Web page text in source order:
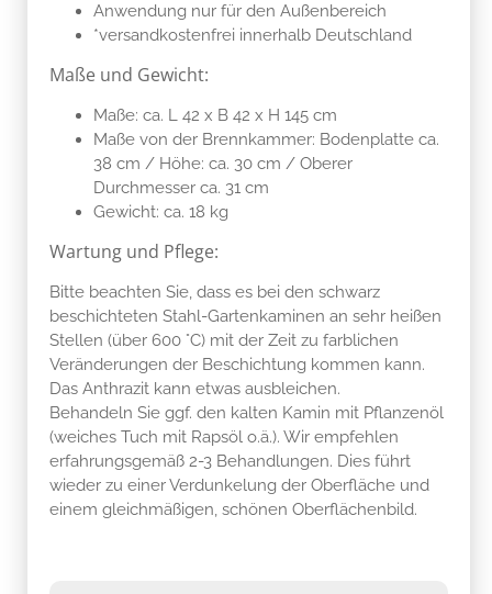
Anwendung nur für den Außenbereich
*versandkostenfrei innerhalb Deutschland
Maße und Gewicht:
Maße: ca. L 42 x B 42 x H 145 cm
Maße von der Brennkammer: Bodenplatte ca.
38 cm / Höhe: ca. 30 cm / Oberer
Durchmesser ca. 31 cm
Gewicht: ca. 18 kg
Wartung und Pflege:
Bitte beachten Sie, dass es bei den schwarz
beschichteten Stahl-Gartenkaminen an sehr heißen
Stellen (über 600 °C) mit der Zeit zu farblichen
Veränderungen der Beschichtung kommen kann.
Das Anthrazit kann etwas ausbleichen.
Behandeln Sie ggf. den kalten Kamin mit Pflanzenöl
(weiches Tuch mit Rapsöl o.ä.). Wir empfehlen
erfahrungsgemäß 2-3 Behandlungen. Dies führt
wieder zu einer Verdunkelung der Oberfläche und
einem gleichmäßigen, schönen Oberflächenbild.